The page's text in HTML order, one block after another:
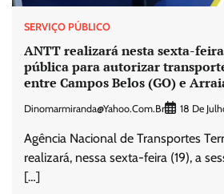
SERVIÇO PÚBLICO
ANTT realizará nesta sexta-feira
pública para autorizar
entre Campos Belos (GO) e
Dinomarmiranda@yahoo.com.br 18 De
Agência Nacional de Transportes
realizará, nessa sexta-feira (19), a
[…]